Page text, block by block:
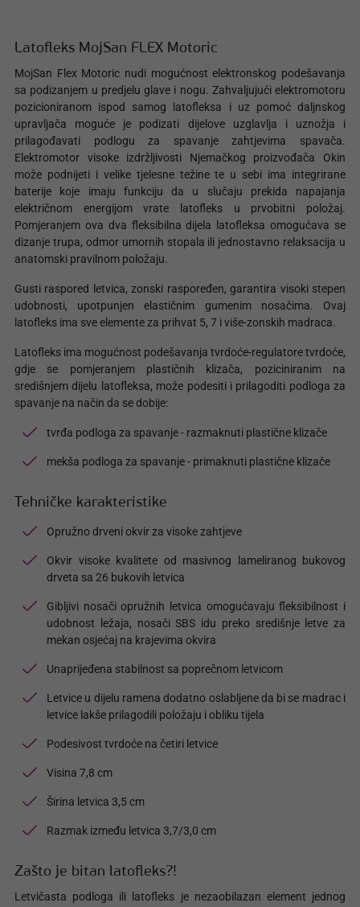
Latofleks MojSan FLEX Motoric
MojSan Flex Motoric nudi mogućnost elektronskog podešavanja
sa podizanjem u predjelu glave i nogu. Zahvaljujući elektromotoru
pozicioniranom ispod samog latofleksa i uz pomoć daljnskog
upravljača moguće je podizati dijelove uzglavlja i uznožja i
prilagođavati podlogu za spavanje zahtjevima spavača.
Elektromotor visoke izdržljivosti Njemačkog proizvođača Okin
može podnijeti i velike tjelesne težine te u sebi ima integrirane
baterije koje imaju funkciju da u slučaju prekida napajanja
električnom energijom vrate latofleks u prvobitni položaj.
Pomjeranjem ova dva fleksibilna dijela latofleksa omogućava se
dizanje trupa, odmor umornih stopala ili jednostavno relaksacija u
anatomski pravilnom položaju.
Gusti raspored letvica, zonski raspoređen, garantira visoki stepen
udobnosti, upotpunjen elastičnim gumenim nosačima. Ovaj
latofleks ima sve elemente za prihvat 5, 7 i više-zonskih madraca.
Latofleks ima mogućnost podešavanja tvrdoće-regulatore tvrdoće,
gdje se pomjeranjem plastičnih klizača, poziciniranim na
središnjem dijelu latofleksa, može podesiti i prilagoditi podloga za
spavanje na način da se dobije:
tvrđa podloga za spavanje - razmaknuti plastične klizače
mekša podloga za spavanje - primaknuti plastične klizače
Tehničke karakteristike
Opružno drveni okvir za visoke zahtjeve
Okvir visoke kvalitete od masivnog lameliranog bukovog
drveta sa 26 bukovih letvica
Gibljivi nosači opružnih letvica omogućavaju fleksibilnost i
udobnost ležaja, nosači SBS idu preko središnje letve za
mekan osjećaj na krajevima okvira
Unaprijeđena stabilnost sa poprečnom letvicom
Letvice u dijelu ramena dodatno oslabljene da bi se madrac i
letvice lakše prilagodili položaju i obliku tijela
Podesivost tvrdoće na četiri letvice
Visina 7,8 cm
Širina letvica 3,5 cm
Razmak između letvica 3,7/3,0 cm
Zašto je bitan latofleks?!
Letvičasta podloga ili latofleks je nezaobilazan element jednog